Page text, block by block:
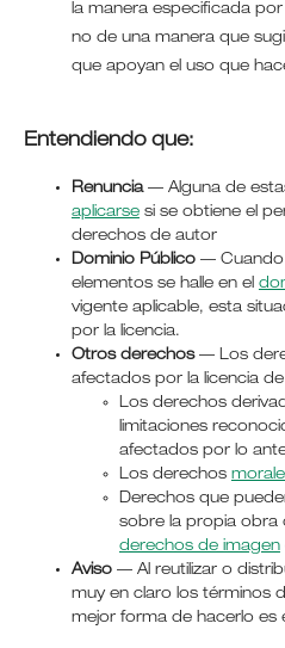
la manera especificada
no de una manera que
que apoyan el uso que
Entendiendo que:
Renuncia— Alguna de
aplicarsesi se obtiene el
derechos de autor
Dominio Público— Cuando
elementos se halle en el
vigente aplicable, esta
por la licencia.
Otros derechos— Los
afectados por la licencia
Los derechos
limitaciones
afectados por lo
Los derechos
Derechos que
sobre la propia obra
derechos de imagen
Aviso— Al reutilizar o
muy en claro los términos
mejor forma de hacerlo es